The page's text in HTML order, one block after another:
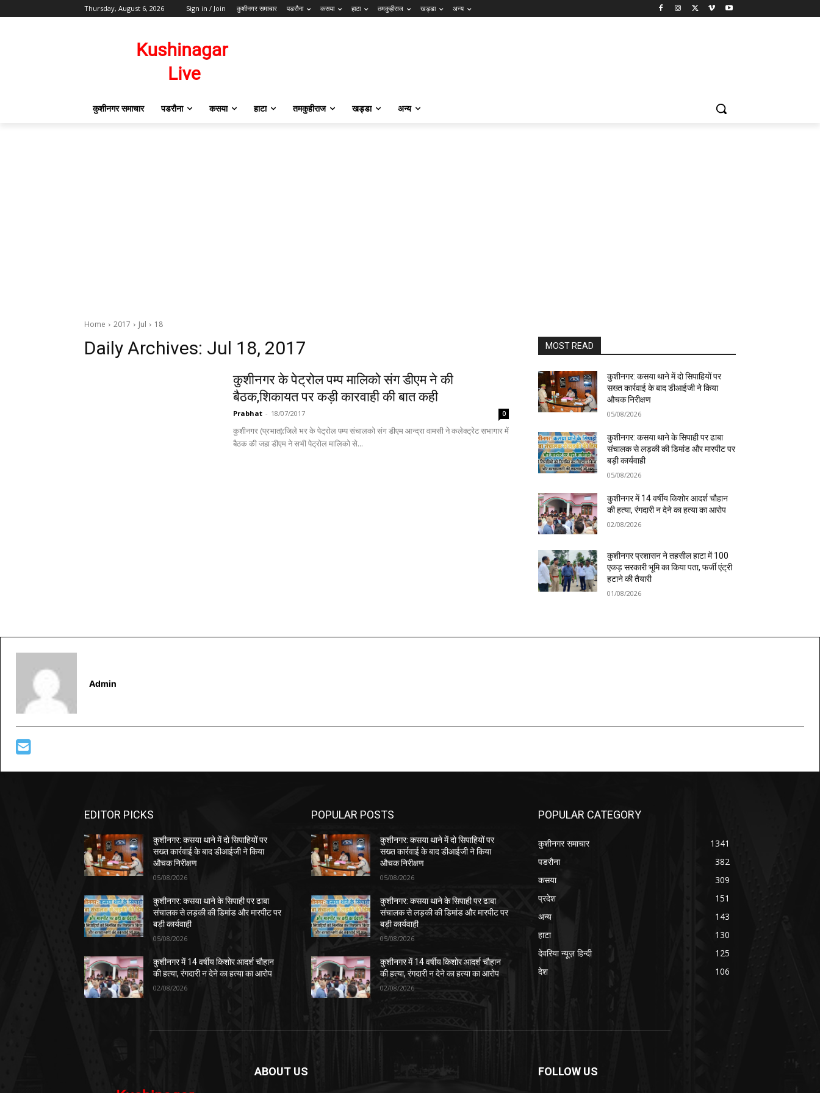
Thursday, August 6, 2026 Sign in / Join कुशीनगर समाचार पडरौना कसया हाटा तमकुहीराज खड्डा अन्य
कुशीनगर समाचार पडरौना कसया हाटा तमकुहीराज खड्डा अन्य
Home 2017 Jul 18
Daily Archives: Jul 18, 2017
कुशीनगर के पेट्रोल पम्प मालिको संग डीएम ने की
बैठक,शिकायत पर कड़ी कारवाही की बात कही
Prabhat - 18/07/2017 0
कुशीनगर (प्रभात):जिले भर के पेट्रोल पम्प संचालको संग डीएम आन्द्रा वामसी ने कलेक्ट्रेट सभागार में
बैठक की जहा डीएम ने सभी पेट्रोल मालिको से...
MOST READ
कुशीनगर: कसया थाने में दो सिपाहियों पर
सख्त कार्रवाई के बाद डीआईजी ने किया
औचक निरीक्षण
05/08/2026
कुशीनगर: कसया थाने के सिपाही पर ढाबा
संचालक से लड़की की डिमांड और मारपीट पर
बड़ी कार्यवाही
05/08/2026
कुशीनगर में 14 वर्षीय किशोर आदर्श चौहान
की हत्या, रंगदारी न देने का हत्या का आरोप
02/08/2026
कुशीनगर प्रशासन ने तहसील हाटा में 100
एकड़ सरकारी भूमि का किया पता, फर्जी एंट्री
हटाने की तैयारी
01/08/2026
Admin
EDITOR PICKS
कुशीनगर: कसया थाने में दो सिपाहियों पर
सख्त कार्रवाई के बाद डीआईजी ने किया
औचक निरीक्षण
05/08/2026
कुशीनगर: कसया थाने के सिपाही पर ढाबा
संचालक से लड़की की डिमांड और मारपीट पर
बड़ी कार्यवाही
05/08/2026
कुशीनगर में 14 वर्षीय किशोर आदर्श चौहान
की हत्या, रंगदारी न देने का हत्या का आरोप
02/08/2026
POPULAR POSTS
कुशीनगर: कसया थाने में दो सिपाहियों पर
सख्त कार्रवाई के बाद डीआईजी ने किया
औचक निरीक्षण
05/08/2026
कुशीनगर: कसया थाने के सिपाही पर ढाबा
संचालक से लड़की की डिमांड और मारपीट पर
बड़ी कार्यवाही
05/08/2026
कुशीनगर में 14 वर्षीय किशोर आदर्श चौहान
की हत्या, रंगदारी न देने का हत्या का आरोप
02/08/2026
POPULAR CATEGORY
कुशीनगर समाचार
1341
पडरौना
382
कसया
309
प्रदेश
151
अन्य
143
हाटा
130
देवरिया न्यूज़ हिन्दी
125
देश
106
ABOUT US FOLLOW US